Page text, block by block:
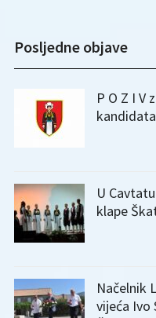
Posljedne objave
P O Z I V
U
klape
Načelnik
vijeća Ivo